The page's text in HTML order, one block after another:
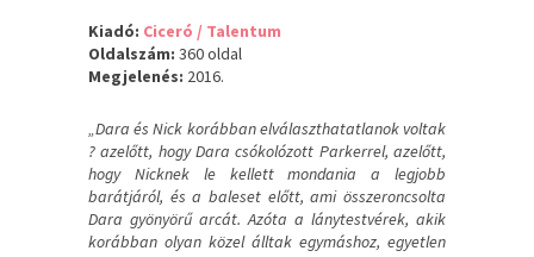
Kiadó: Ciceró / Talentum
Oldalszám: 360 oldal
Megjelenés: 2016.
„Dara és Nick korábban elválaszthatatlanok voltak
? azelőtt, hogy Dara csókolózott Parkerrel, azelőtt,
hogy Nicknek le kellett mondania a legjobb
barátjáról, és a baleset előtt, ami összeroncsolta
Dara gyönyörű arcát. Azóta a lánytestvérek, akik
korábban olyan közel álltak egymáshoz, egyetlen